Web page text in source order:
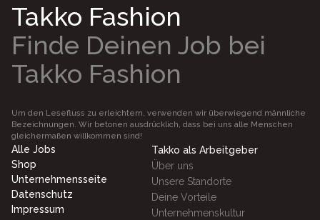
Takko Fashion
Finde Deinen Job bei
Takko Fashion
Um den Lesefluss zu erleichtern, verwenden wir überwiegend männliche
Bezeichnungen. Wir betonen ausdrücklich, dass bei uns alle Menschen
gleichermaßen willkommen sind!
Alle Jobs
Shop
Unternehmensseite
Datenschutz
Impressum
Takko als Arbeitgeber
Über uns
Unsere Standorte
Deine Vorteile
Unternehmenskultur